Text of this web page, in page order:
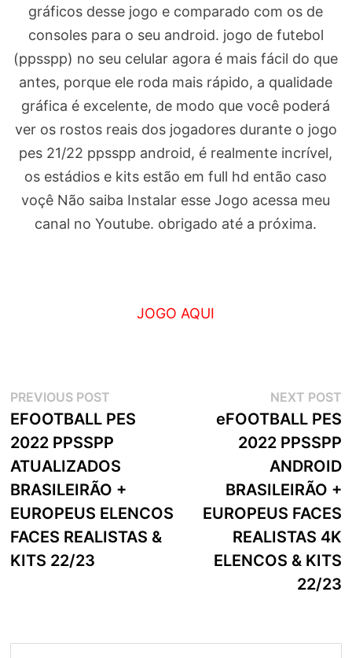
gráficos desse jogo e comparado com os de
consoles para o seu android. jogo de futebol
(ppsspp) no seu celular agora é mais fácil do que
antes, porque ele roda mais rápido, a qualidade
gráfica é excelente, de modo que você poderá
ver os rostos reais dos jogadores durante o jogo
pes 21/22 ppsspp android, é realmente incrível,
os estádios e kits estão em full hd então caso
voçê Não saiba Instalar esse Jogo acessa meu
canal no Youtube. obrigado até a próxima.
JOGO AQUI
Navegação
de
artigos
PREVIOUS POSTPrevious
post:
EFOOTBALL PES
2022 PPSSPP
ATUALIZADOS
BRASILEIRÃO +
EUROPEUS ELENCOS
FACES REALISTAS &
KITS 22/23
NEXT POST
eFOOTBALL PES
2022 PPSSPP
ANDROID
BRASILEIRÃO +
EUROPEUS FACES
REALISTAS 4K
ELENCOS & KITS
22/23